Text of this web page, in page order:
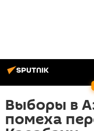
Выборы в
помеха